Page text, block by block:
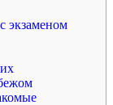
экзаменом